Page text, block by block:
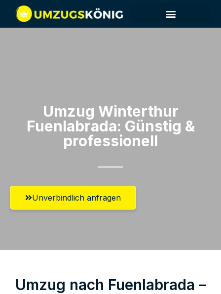
Umzug Winterthur​
Fuenlabrada: Günstig &
professionell​
Unverbindlich anfragen
Umzug nach Fuenlabrada –